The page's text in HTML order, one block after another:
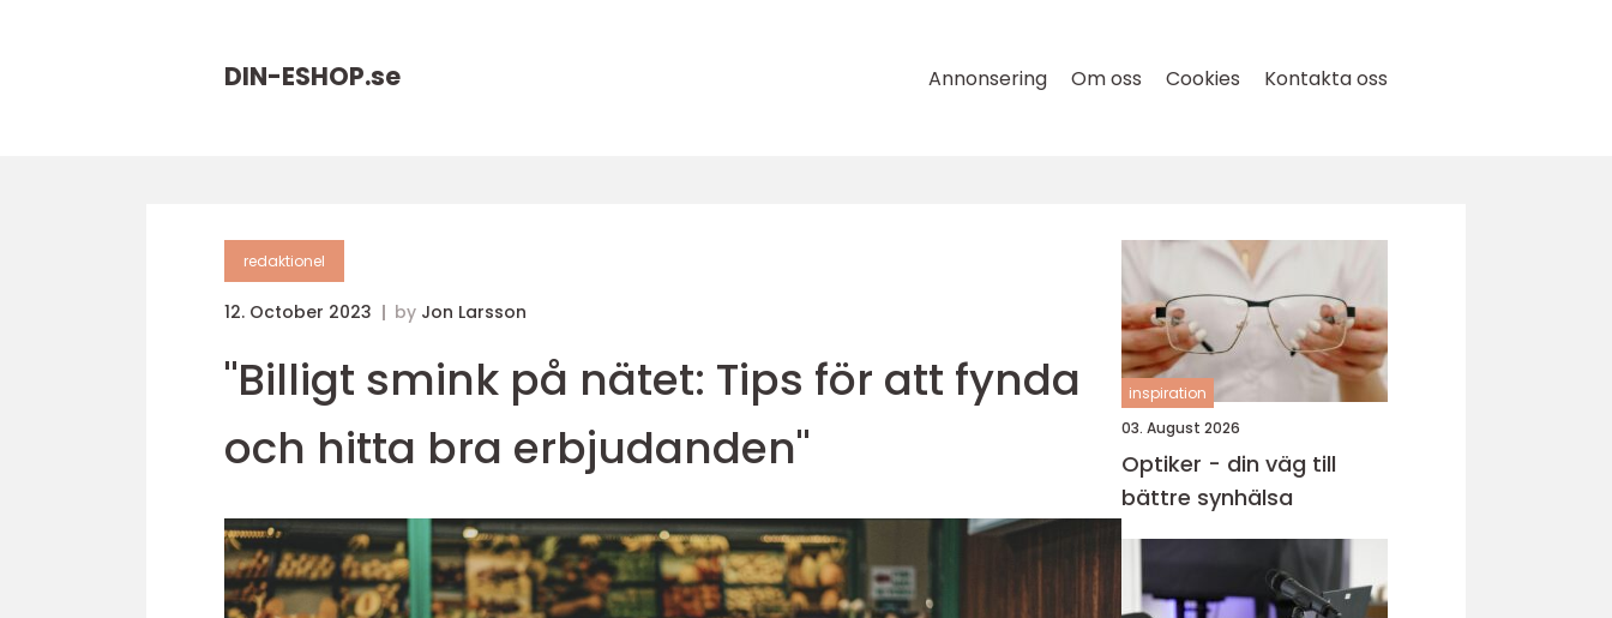
DIN-ESHOP.se Annonsering Om oss Cookies Kontakta oss
redaktionel
12. October 2023 by Jon Larsson
"Billigt smink på nätet: Tips för att fynda
och hitta bra erbjudanden"
inspiration
03. August 2026
Optiker - din väg till
bättre synhälsa